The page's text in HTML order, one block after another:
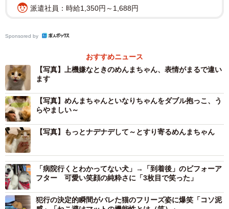
（笑）」
ーーこのあと自然にごきげんさんになりましたか。
「病院では怒っていましたが、なんとかキャリーに入れて
家に帰ると、お姉さん猫いなりに慰められたようで、落ち
着きを取り戻しました」
ーー普段はどんな子なんですか。普段もご機嫌のアップダ
ウンが激しいのでしょうか。
「普段はやんちゃの甘えん坊さんです。おもちゃを見せる
と大暴れします」
派遣社員：時給1,350円～1,688円
Sponsored by
おすすめニュース
【写真】上機嫌なときのめんまちゃん、表情がまるで違い
ます
【写真】めんまちゃんといなりちゃんをダブル抱っこ、う
らやましい～
【写真】もっとナデナデして～とすり寄るめんまちゃん
「病院行くとわかってない犬」→「到着後」のビフォーア
フター 可愛い笑顔の純粋さに「3枚目で笑った」
犯行の決定的瞬間がバレた猫のフリーズ姿に爆笑「コソ泥